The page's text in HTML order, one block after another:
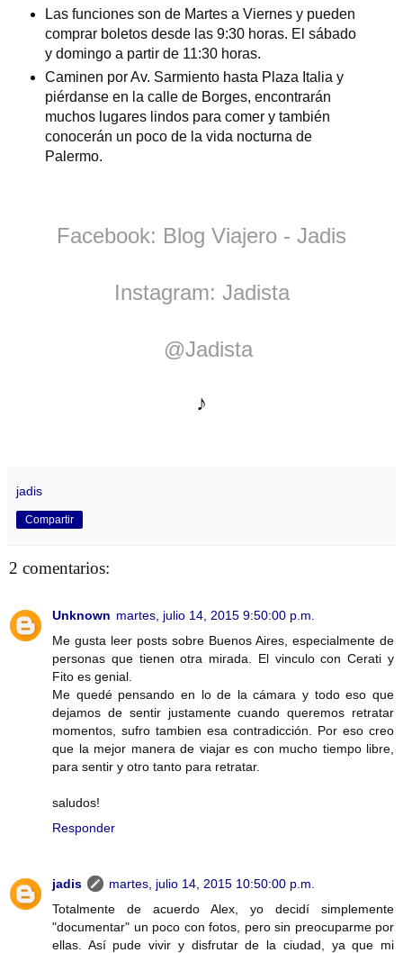
Las funciones son de Martes a Viernes y pueden
comprar boletos desde las 9:30 horas. El sábado
y domingo a partir de 11:30 horas.
Caminen por Av. Sarmiento hasta Plaza Italia y
piérdanse en la calle de Borges, encontrarán
muchos lugares lindos para comer y también
conocerán un poco de la vida nocturna de
Palermo.
Facebook: Blog Viajero - Jadis
Instagram: Jadista
@Jadista
♪
jadis
Compartir
2 comentarios:
Unknown martes, julio 14, 2015 9:50:00 p.m.
Me gusta leer posts sobre Buenos Aires, especialmente de
personas que tienen otra mirada. El vinculo con Cerati y
Fito es genial.
Me quedé pensando en lo de la cámara y todo eso que
dejamos de sentir justamente cuando queremos retratar
momentos, sufro tambien esa contradicción. Por eso creo
que la mejor manera de viajar es con mucho tiempo libre,
para sentir y otro tanto para retratar.
saludos!
Responder
jadis
martes, julio 14, 2015 10:50:00 p.m.
Totalmente de acuerdo Alex, yo decidí simplemente
"documentar" un poco con fotos, pero sin preocuparme por
ellas. Así pude vivir y disfrutar de la ciudad, ya que mi